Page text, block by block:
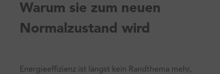
Warum sie zum neuen
Normalzustand wird
Energieeffizienz ist längst kein Randthema mehr,